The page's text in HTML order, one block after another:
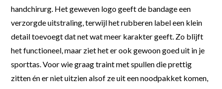
handchirurg. Het geweven logo geeft de bandage een
verzorgde uitstraling, terwijl het rubberen label een klein
detail toevoegt dat net wat meer karakter geeft. Zo blijft
het functioneel, maar ziet het er ook gewoon goed uit in je
sporttas. Voor wie graag traint met spullen die prettig
zitten én er niet uitzien alsof ze uit een noodpakket komen,